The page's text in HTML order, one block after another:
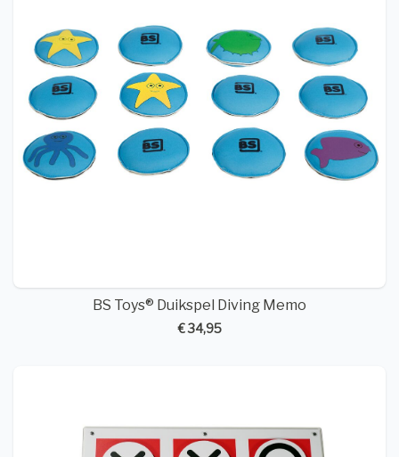
BS Toys® Duikspel Diving Memo
€ 34,95